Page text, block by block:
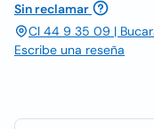
Sin reclamar
Cl 44 9 35 09 |
Escribe una reseña